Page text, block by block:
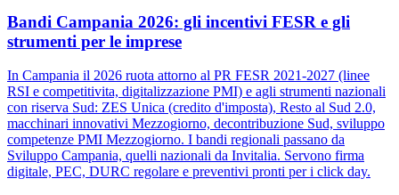
Bandi Campania 2026: gli incentivi FESR e gli
strumenti per le imprese
In Campania il 2026 ruota attorno al PR FESR 2021-2027 (linee
RSI e competitivita, digitalizzazione PMI) e agli strumenti nazionali
con riserva Sud: ZES Unica (credito d'imposta), Resto al Sud 2.0,
macchinari innovativi Mezzogiorno, decontribuzione Sud, sviluppo
competenze PMI Mezzogiorno. I bandi regionali passano da
Sviluppo Campania, quelli nazionali da Invitalia. Servono firma
digitale, PEC, DURC regolare e preventivi pronti per i click day.